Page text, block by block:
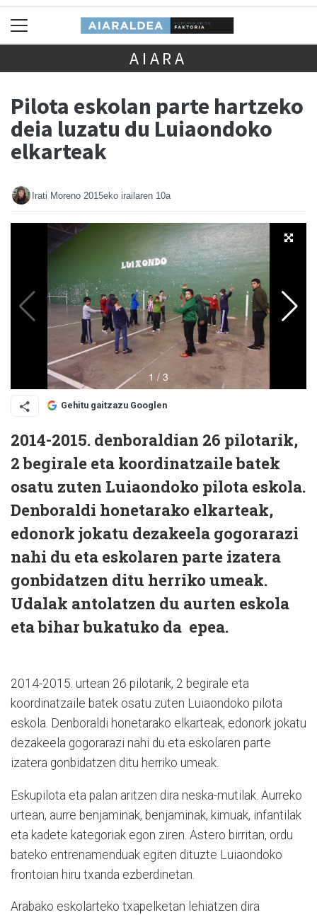
AIARA
Pilota eskolan parte hartzeko
deia luzatu du Luiaondoko
elkarteak
Irati Moreno 2015eko irailaren 10a
Gehitu gaitzazu Googlen
2014-2015. denboraldian 26 pilotarik,
2 begirale eta koordinatzaile batek
osatu zuten Luiaondoko pilota eskola.
Denboraldi honetarako elkarteak,
edonork jokatu dezakeela gogorarazi
nahi du eta eskolaren parte izatera
gonbidatzen ditu herriko umeak.
Udalak antolatzen du aurten eskola
eta bihar bukatuko da epea.
2014-2015. urtean 26 pilotarik, 2 begirale eta
koordinatzaile batek osatu zuten Luiaondoko pilota
eskola. Denboraldi honetarako elkarteak, edonork jokatu
dezakeela gogorarazi nahi du eta eskolaren parte
izatera gonbidatzen ditu herriko umeak.
Eskupilota eta palan aritzen dira neska-mutilak. Aurreko
urtean, aurre benjaminak, benjaminak, kimuak, infantilak
eta kadete kategoriak egon ziren. Astero birritan, ordu
bateko entrenamenduak egiten dituzte Luiaondoko
frontoian hiru txanda ezberdinetan.
Arabako eskolarteko txapelketan lehiatzen dira